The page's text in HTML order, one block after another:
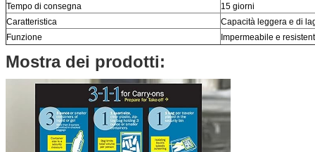
Tempo di consegna
15 giorni
Caratteristica
Capacità leggera e di
Funzione
Impermeabile e
Mostra dei prodotti: